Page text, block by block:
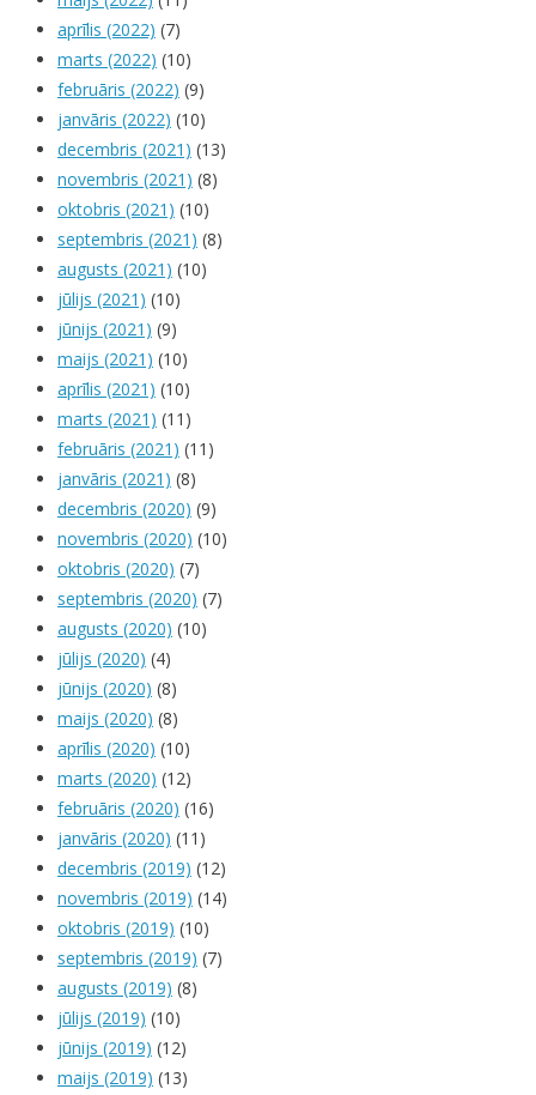
aprīlis (2022) (7)
marts (2022) (10)
februāris (2022) (9)
janvāris (2022) (10)
decembris (2021) (13)
novembris (2021) (8)
oktobris (2021) (10)
septembris (2021) (8)
augusts (2021) (10)
jūlijs (2021) (10)
jūnijs (2021) (9)
maijs (2021) (10)
aprīlis (2021) (10)
marts (2021) (11)
februāris (2021) (11)
janvāris (2021) (8)
decembris (2020) (9)
novembris (2020) (10)
oktobris (2020) (7)
septembris (2020) (7)
augusts (2020) (10)
jūlijs (2020) (4)
jūnijs (2020) (8)
maijs (2020) (8)
aprīlis (2020) (10)
marts (2020) (12)
februāris (2020) (16)
janvāris (2020) (11)
decembris (2019) (12)
novembris (2019) (14)
oktobris (2019) (10)
septembris (2019) (7)
augusts (2019) (8)
jūlijs (2019) (10)
jūnijs (2019) (12)
maijs (2019) (13)